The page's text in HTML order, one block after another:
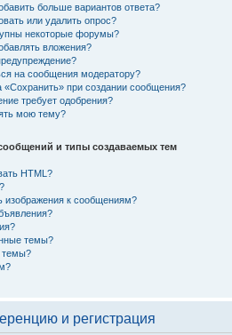
больше вариантов ответа?
или удалить опрос?
некоторые форумы?
вложения?
на сообщения модератору?
«Сохранить» при создании сообщения?
требует одобрения?
мою тему?
и типы создаваемых тем
HTML?
изображения к сообщениям?
темы?
темы?
и регистрация